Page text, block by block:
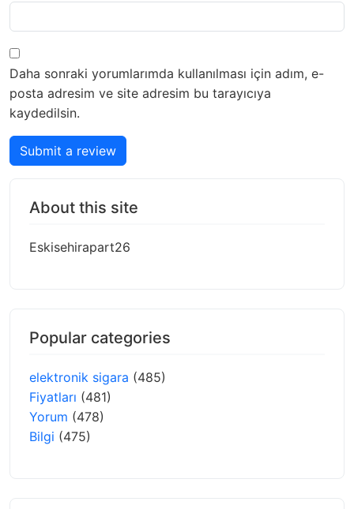
Daha sonraki yorumlarımda kullanılması için adım, e-
posta adresim ve site adresim bu tarayıcıya
kaydedilsin.
Submit a review
About this site
Eskisehirapart26
Popular categories
elektronik sigara (485)
Fiyatları (481)
Yorum (478)
Bilgi (475)